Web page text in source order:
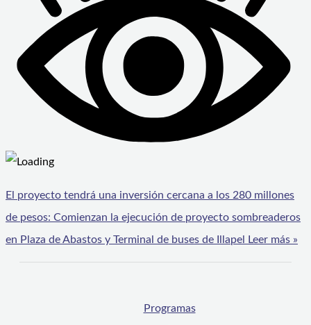
El proyecto tendrá una inversión cercana a los 280 millones
de pesos: Comienzan la ejecución de proyecto sombreaderos
en Plaza de Abastos y Terminal de buses de Illapel
Leer más »
Programas